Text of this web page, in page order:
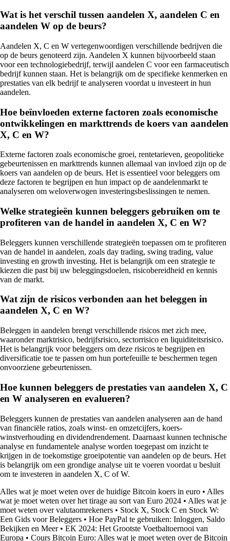
Wat is het verschil tussen aandelen X, aandelen C en
aandelen W op de beurs?
Aandelen X, C en W vertegenwoordigen verschillende bedrijven die
op de beurs genoteerd zijn. Aandelen X kunnen bijvoorbeeld staan
voor een technologiebedrijf, terwijl aandelen C voor een farmaceutisch
bedrijf kunnen staan. Het is belangrijk om de specifieke kenmerken en
prestaties van elk bedrijf te analyseren voordat u investeert in hun
aandelen.
Hoe beïnvloeden externe factoren zoals economische
ontwikkelingen en markttrends de koers van aandelen
X, C en W?
Externe factoren zoals economische groei, rentetarieven, geopolitieke
gebeurtenissen en markttrends kunnen allemaal van invloed zijn op de
koers van aandelen op de beurs. Het is essentieel voor beleggers om
deze factoren te begrijpen en hun impact op de aandelenmarkt te
analyseren om weloverwogen investeringsbeslissingen te nemen.
Welke strategieën kunnen beleggers gebruiken om te
profiteren van de handel in aandelen X, C en W?
Beleggers kunnen verschillende strategieën toepassen om te profiteren
van de handel in aandelen, zoals day trading, swing trading, value
investing en growth investing. Het is belangrijk om een strategie te
kiezen die past bij uw beleggingsdoelen, risicobereidheid en kennis
van de markt.
Wat zijn de risicos verbonden aan het beleggen in
aandelen X, C en W?
Beleggen in aandelen brengt verschillende risicos met zich mee,
waaronder marktrisico, bedrijfsrisico, sectorrisico en liquiditeitsrisico.
Het is belangrijk voor beleggers om deze risicos te begrijpen en
diversificatie toe te passen om hun portefeuille te beschermen tegen
onvoorziene gebeurtenissen.
Hoe kunnen beleggers de prestaties van aandelen X, C
en W analyseren en evalueren?
Beleggers kunnen de prestaties van aandelen analyseren aan de hand
van financiële ratios, zoals winst- en omzetcijfers, koers-
winstverhouding en dividendrendement. Daarnaast kunnen technische
analyse en fundamentele analyse worden toegepast om inzicht te
krijgen in de toekomstige groeipotentie van aandelen op de beurs. Het
is belangrijk om een grondige analyse uit te voeren voordat u besluit
om te investeren in aandelen X, C of W.
Alles wat je moet weten over de huidige Bitcoin koers in euro • Alles
wat je moet weten over het tirage au sort van Euro 2024 • Alles wat je
moet weten over valutaomrekeners • Stock X, Stock C en Stock W:
Een Gids voor Beleggers • Hoe PayPal te gebruiken: Inloggen, Saldo
Bekijken en Meer• EK 2024: Het Grootste Voetbaltoernooi van
Europa • Cours Bitcoin Euro: Alles wat je moet weten over de Bitcoin